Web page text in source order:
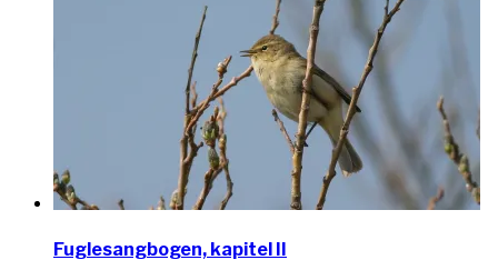
Fuglesangbogen, kapitel II